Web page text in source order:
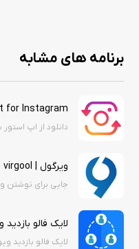
برنامه های مشابه
for Instagram
دانلود از اپ
ویرگول | virgool
جایی برای نوشتن
لایک فالو بازدید
لایک فالو بازدید